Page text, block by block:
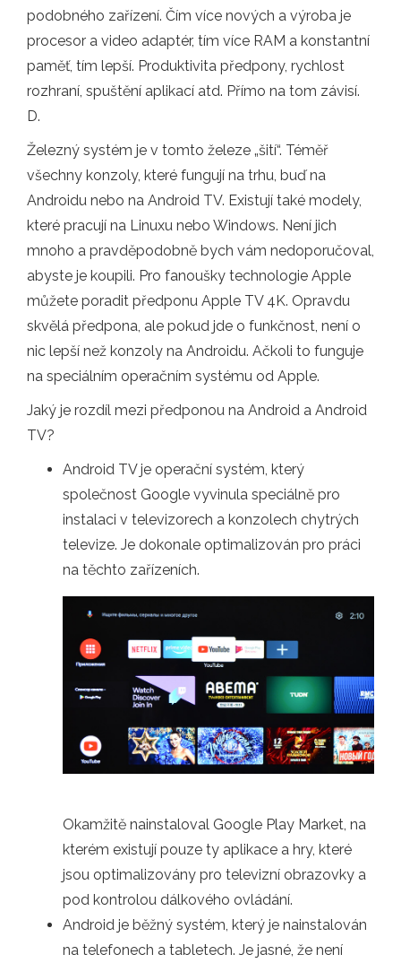
podobného zařízení. Čím více nových a výroba je
procesor a video adaptér, tím více RAM a konstantní
paměť, tím lepší. Produktivita předpony, rychlost
rozhraní, spuštění aplikací atd. Přímo na tom závisí.
D.
Železný systém je v tomto železe „šití“. Téměř
všechny konzoly, které fungují na trhu, buď na
Androidu nebo na Android TV. Existují také modely,
které pracují na Linuxu nebo Windows. Není jich
mnoho a pravděpodobně bych vám nedoporučoval,
abyste je koupili. Pro fanoušky technologie Apple
můžete poradit předponu Apple TV 4K. Opravdu
skvělá předpona, ale pokud jde o funkčnost, není o
nic lepší než konzoly na Androidu. Ačkoli to funguje
na speciálním operačním systému od Apple.
Jaký je rozdíl mezi předponou na Android a Android
TV?
Android TV je operační systém, který
společnost Google vyvinula speciálně pro
instalaci v televizorech a konzolech chytrých
televize. Je dokonale optimalizován pro práci
na těchto zařízeních.
Okamžitě nainstaloval Google Play Market, na
kterém existují pouze ty aplikace a hry, které
jsou optimalizovány pro televizní obrazovky a
pod kontrolou dálkového ovládání.
Android je běžný systém, který je nainstalován
na telefonech a tabletech. Je jasné, že není